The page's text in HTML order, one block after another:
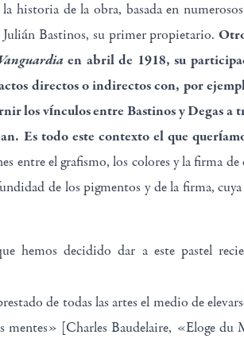
historia de la obra, basada en
Bastinos, su primer propietario.
en abril de 1918, su
directos o indirectos con, por
los vínculos entre Bastinos y Degas a
Es todo este contexto el que
entre el grafismo, los colores y la firma
de los pigmentos y de la firma,
hemos decidido dar a este pastel
de todas las artes el medio de
mentes» [Charles Baudelaire, «Eloge du